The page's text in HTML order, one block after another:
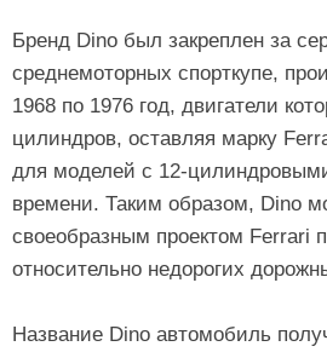
Бренд Dino был закреплен за
среднемоторных спорткупе,
1968 по 1976 год, двигатели
цилиндров, оставляя марку
для моделей с 12-цилиндровыми
времени. Таким образом, Dino
своеобразным проектом Ferrari
относительно недорогих
Название Dino автомобиль